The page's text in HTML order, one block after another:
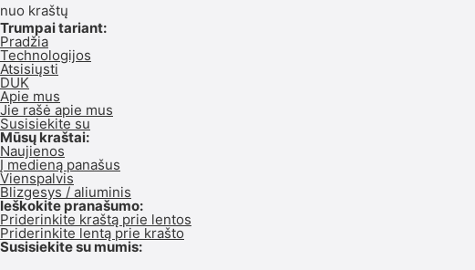
nuo kraštų
Trumpai tariant:
Pradžia
Technologijos
Atsisiųsti
DUK
Apie mus
Jie rašė apie mus
Susisiekite su
Mūsų kraštai:
Naujienos
Į medieną panašus
Vienspalvis
Blizgesys / aliuminis
Ieškokite pranašumo:
Priderinkite kraštą prie lentos
Priderinkite lentą prie krašto
Susisiekite su mumis: